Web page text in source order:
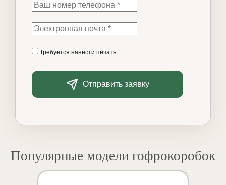
Требуется нанести печать
Отправить заявку
Популярные модели гофрокоробок